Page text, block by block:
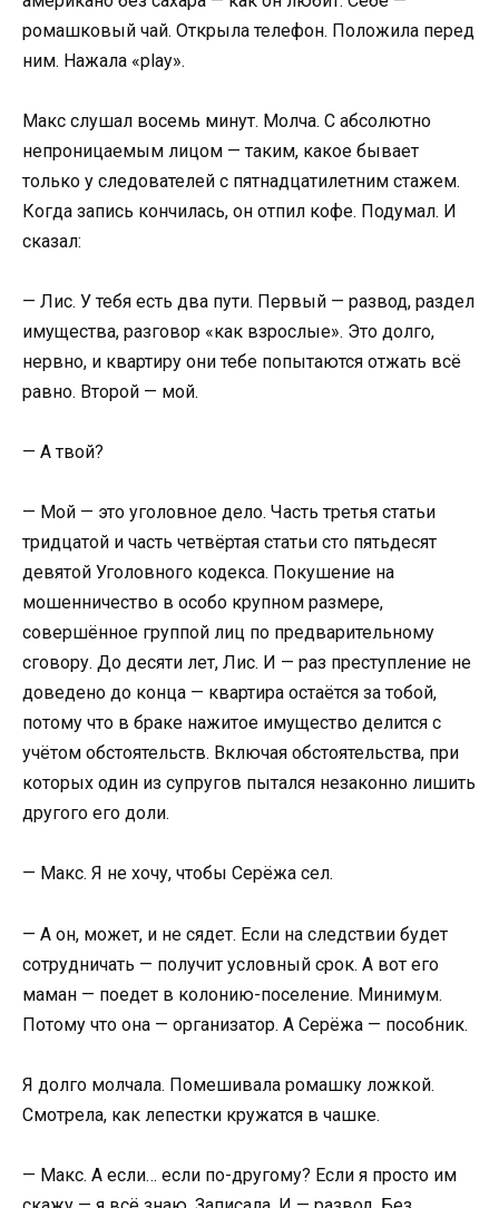
ромашковый чай. Открыла телефон. Положила перед
ним. Нажала «play».
Макс слушал восемь минут. Молча. С абсолютно
непроницаемым лицом — таким, какое бывает
только у следователей с пятнадцатилетним стажем.
Когда запись кончилась, он отпил кофе. Подумал. И
сказал:
— Лис. У тебя есть два пути. Первый — развод, раздел
имущества, разговор «как взрослые». Это долго,
нервно, и квартиру они тебе попытаются отжать всё
равно. Второй — мой.
— А твой?
— Мой — это уголовное дело. Часть третья статьи
тридцатой и часть четвёртая статьи сто пятьдесят
девятой Уголовного кодекса. Покушение на
мошенничество в особо крупном размере,
совершённое группой лиц по предварительному
сговору. До десяти лет, Лис. И — раз преступление не
доведено до конца — квартира остаётся за тобой,
потому что в браке нажитое имущество делится с
учётом обстоятельств. Включая обстоятельства, при
которых один из супругов пытался незаконно лишить
другого его доли.
— Макс. Я не хочу, чтобы Серёжа сел.
— А он, может, и не сядет. Если на следствии будет
сотрудничать — получит условный срок. А вот его
маман — поедет в колонию-поселение. Минимум.
Потому что она — организатор. А Серёжа — пособник.
Я долго молчала. Помешивала ромашку ложкой.
Смотрела, как лепестки кружатся в чашке.
— Макс. А если… если по-другому? Если я просто им